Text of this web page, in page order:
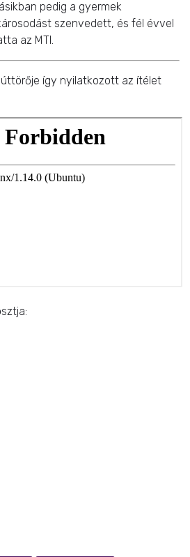
pedig a gyermek
szenvedett, és fél évvel
az MTI.
így nyilatkozott az ítélet